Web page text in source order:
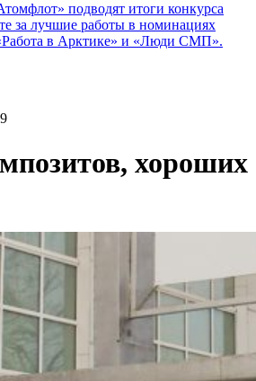
подводят итоги конкурса
за лучшие работы в номинациях
в Арктике» и «Люди СМП».
хороших